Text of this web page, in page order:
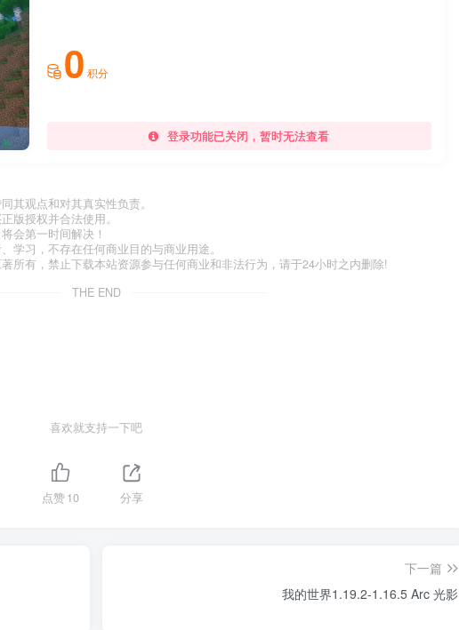
0 积分
登录功能已关闭，暂时无法查看
其观点和对其真实性负责。
版授权并合法使用。
会第一时间解决！
学习，不存在任何商业目的与商业用途。
所有，禁止下载本站资源参与任何商业和非法行为，请于24小时之内删除!
THE END
喜欢就支持一下吧
点赞10 分享
下一篇
我的世界1.19.2-1.16.5 Arc 光影